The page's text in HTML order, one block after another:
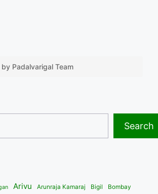
Padalvarigal Team
Search
Arivu Arunraja Kamaraj Bigil Bombay